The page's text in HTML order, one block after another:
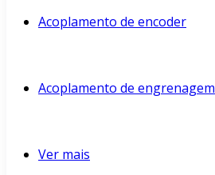
Acoplamento de encoder
Acoplamento de engrenagem
Ver mais